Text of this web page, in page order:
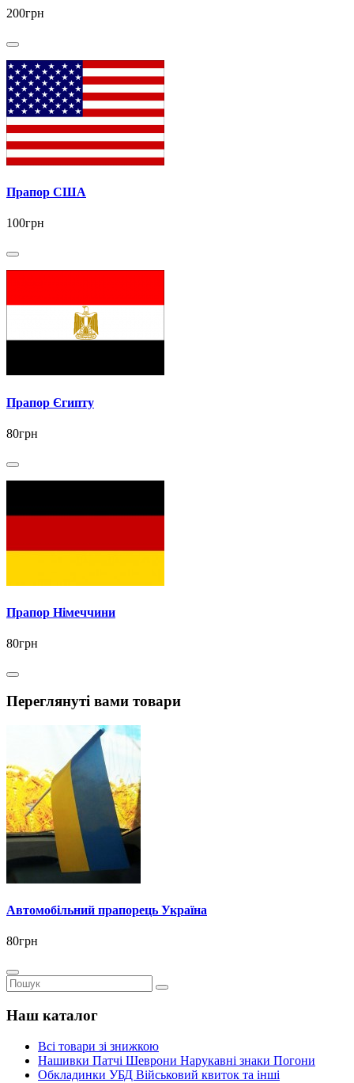
200грн
Прапор США
100грн
Прапор Єгипту
80грн
Прапор Німеччини
80грн
Переглянуті вами товари
Автомобільний прапорець Україна
80грн
Наш каталог
Всі товари зі знижкою
Нашивки Патчі Шеврони Нарукавні знаки Погони
Обкладинки УБД Військовий квиток та інші